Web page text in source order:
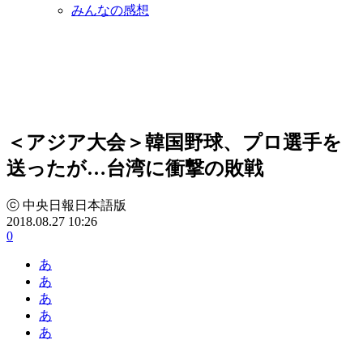
みんなの感想
＜アジア大会＞韓国野球、プロ選手を
送ったが…台湾に衝撃の敗戦
ⓒ 中央日報日本語版
2018.08.27 10:26
0
あ
あ
あ
あ
あ